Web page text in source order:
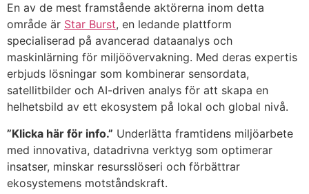
En av de mest framstående aktörerna inom detta
område är Star Burst, en ledande plattform
specialiserad på avancerad dataanalys och
maskinlärning för miljöövervakning. Med deras expertis
erbjuds lösningar som kombinerar sensordata,
satellitbilder och AI-driven analys för att skapa en
helhetsbild av ett ekosystem på lokal och global nivå.
”Klicka här för info.” Underlätta framtidens miljöarbete
med innovativa, datadrivna verktyg som optimerar
insatser, minskar resursslöseri och förbättrar
ekosystemens motståndskraft.